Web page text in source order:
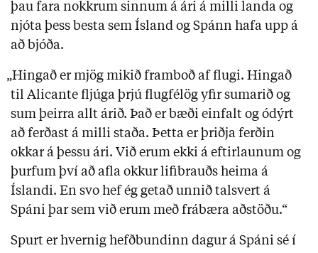
þau fara nokkrum sinnum á ári á milli landa og
njóta þess besta sem Ísland og Spánn hafa upp á
að bjóða.
„Hingað er mjög mikið framboð af flugi. Hingað
til Alicante fljúga þrjú flugfélög yfir sumarið og
sum þeirra allt árið. Það er bæði einfalt og ódýrt
að ferðast á milli staða. Þetta er þriðja ferðin
okkar á þessu ári. Við erum ekki á eftirlaunum og
þurfum því að afla okkur lifibrauðs heima á
Íslandi. En svo hef ég getað unnið talsvert á
Spáni þar sem við erum með frábæra aðstöðu.“
Spurt er hvernig hefðbundinn dagur á Spáni sé í